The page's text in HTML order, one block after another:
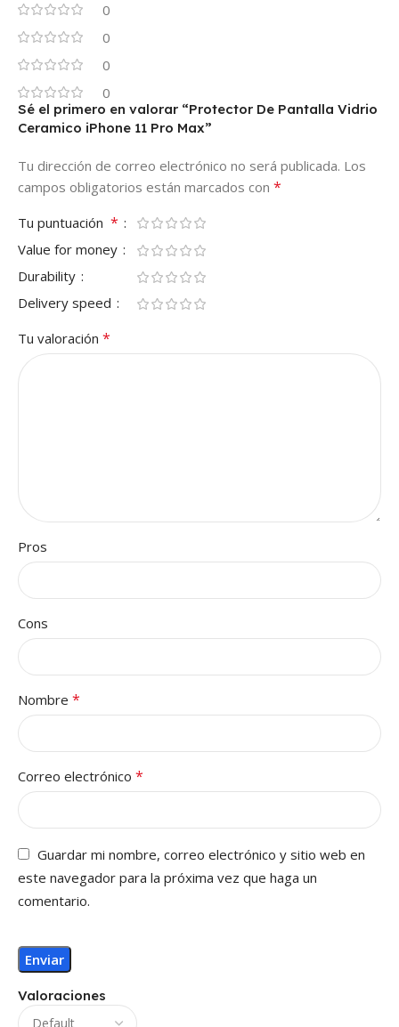
0
0
0
0
Valoraciones
Sé el primero en valorar “Protector De Pantalla Vidrio
Ceramico iPhone 11 Pro Max”
Tu dirección de correo electrónico no será publicada. Los
campos obligatorios están marcados con *
Tu puntuación *
Value for money
Durability
Delivery speed
Tu valoración *
Pros
Cons
Nombre *
Correo electrónico *
Guardar mi nombre, correo electrónico y sitio web en
este navegador para la próxima vez que haga un
comentario.